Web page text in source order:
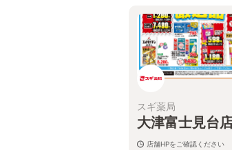
スギ薬局
大津富士見台
店舗HPをご確認ください